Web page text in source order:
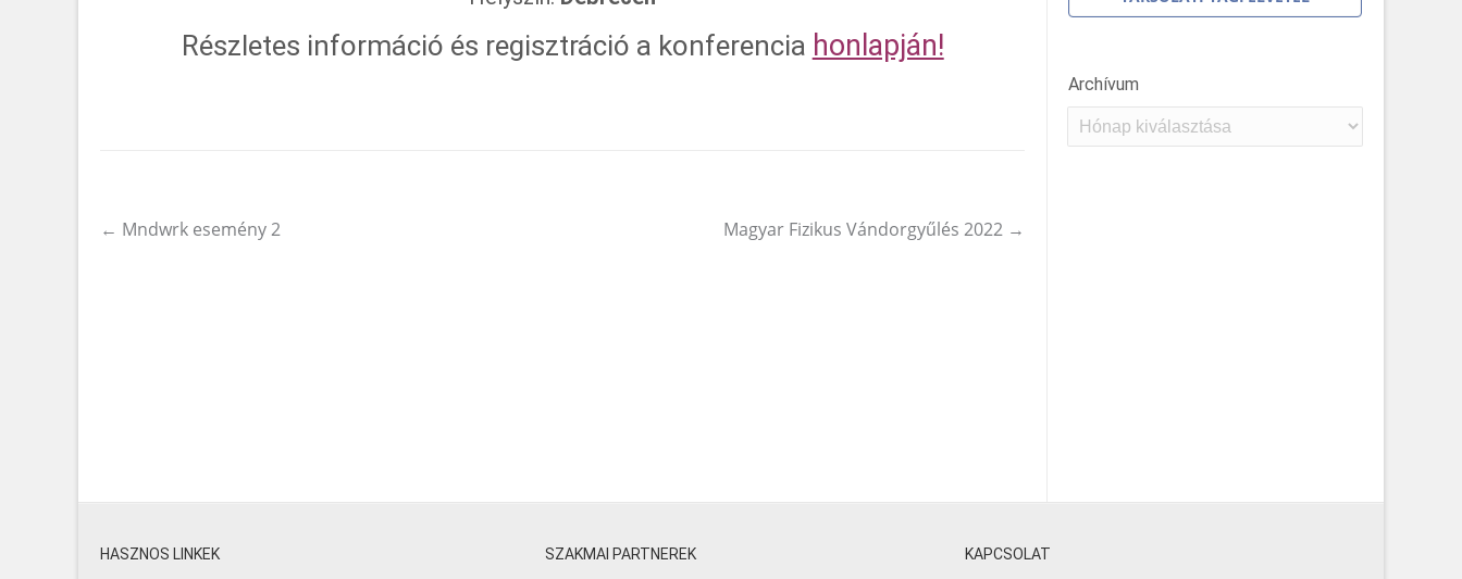
Részletes információ és regisztráció a konferencia honlapján!
Post navigation
← Mndwrk esemény 2 Magyar Fizikus Vándorgyűlés 2022 →
Archívum
Archívum
HASZNOS LINKEK SZAKMAI PARTNEREK KAPCSOLAT